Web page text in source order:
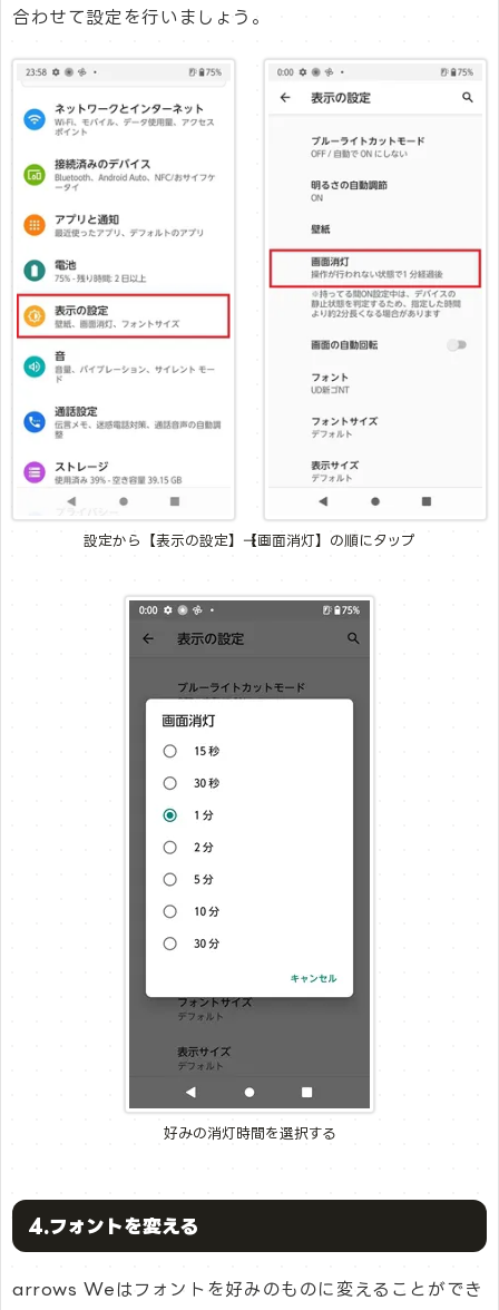
合わせて設定を行いましょう。
設定から【表示の設定】→【画面消灯】の順にタップ
好みの消灯時間を選択する
4.フォントを変える
arrows Weはフォントを好みのものに変えることができ